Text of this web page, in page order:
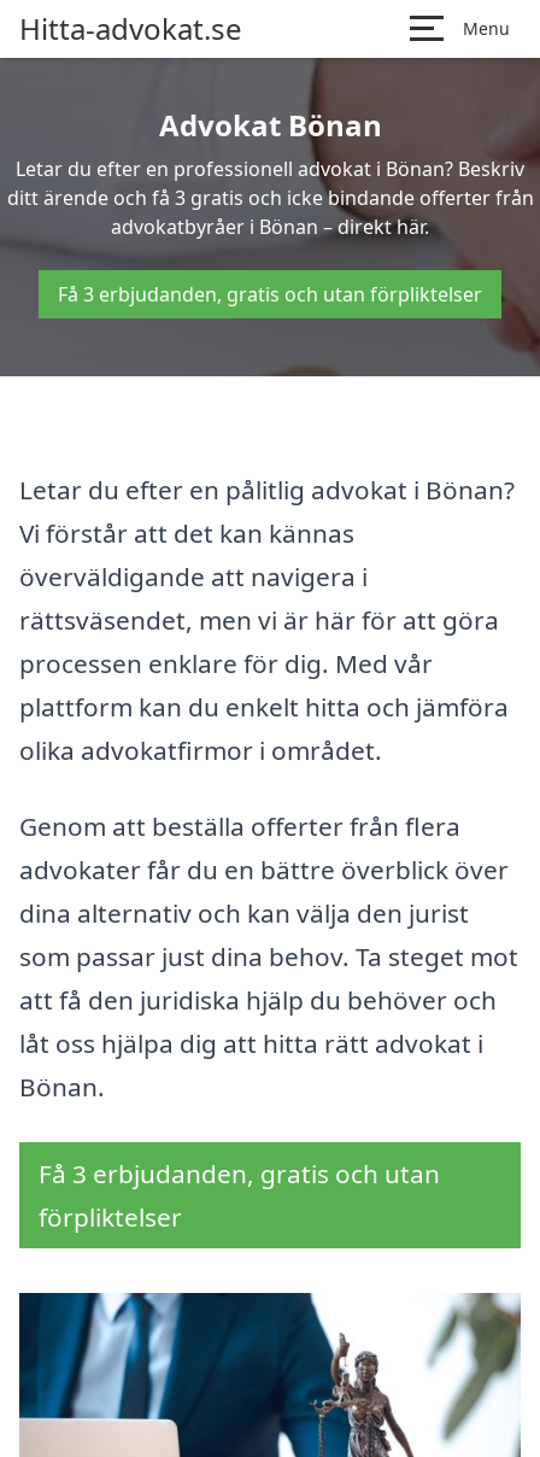
Hitta-advokat.se Menu
Advokat Bönan
Letar du efter en professionell advokat i Bönan? Beskriv
ditt ärende och få 3 gratis och icke bindande offerter från
advokatbyråer i Bönan – direkt här.
Få 3 erbjudanden, gratis och utan förpliktelser
Letar du efter en pålitlig advokat i Bönan?
Vi förstår att det kan kännas
överväldigande att navigera i
rättsväsendet, men vi är här för att göra
processen enklare för dig. Med vår
plattform kan du enkelt hitta och jämföra
olika advokatfirmor i området.
Genom att beställa offerter från flera
advokater får du en bättre överblick över
dina alternativ och kan välja den jurist
som passar just dina behov. Ta steget mot
att få den juridiska hjälp du behöver och
låt oss hjälpa dig att hitta rätt advokat i
Bönan.
Få 3 erbjudanden, gratis och utan
förpliktelser